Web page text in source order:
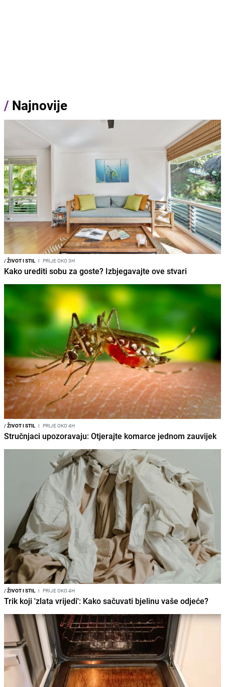
/ Najnovije
/ŽIVOT I STIL I PRIJE OKO 3H
Kako urediti sobu za goste? Izbjegavajte ove stvari
/ŽIVOT I STIL I PRIJE OKO 4H
Stručnjaci upozoravaju: Otjerajte komarce jednom zauvijek
/ŽIVOT I STIL I PRIJE OKO 4H
Trik koji 'zlata vrijedi': Kako sačuvati bjelinu vaše odjeće?